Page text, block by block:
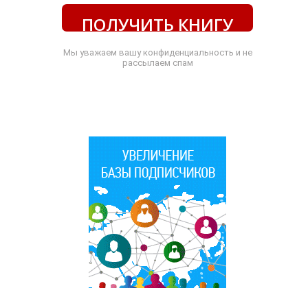
ПОЛУЧИТЬ КНИГУ
Мы уважаем вашу конфиденциальность и не
рассылаем спам